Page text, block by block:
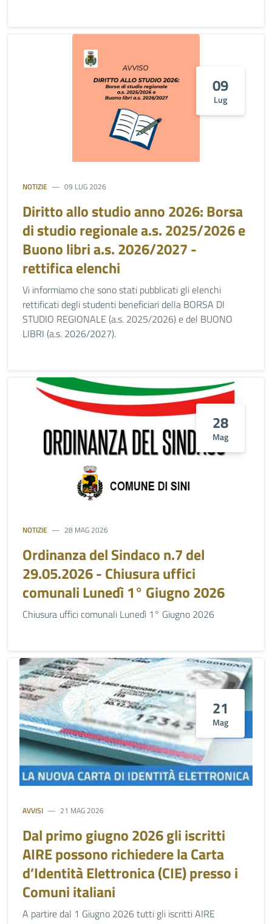
09
Lug
NOTIZIE 09 LUG 2026
Diritto allo studio anno 2026: Borsa
di studio regionale a.s. 2025/2026 e
Buono libri a.s. 2026/2027 -
rettifica elenchi
Vi informiamo che sono stati pubblicati gli elenchi
rettificati degli studenti beneficiari della BORSA DI
STUDIO REGIONALE (a.s. 2025/2026) e del BUONO
LIBRI (a.s. 2026/2027).
28
Mag
NOTIZIE 28 MAG 2026
Ordinanza del Sindaco n.7 del
29.05.2026 - Chiusura uffici
comunali Lunedì 1° Giugno 2026
Chiusura uffici comunali Lunedì 1° Giugno 2026
21
Mag
AVVISI 21 MAG 2026
Dal primo giugno 2026 gli iscritti
AIRE possono richiedere la Carta
d’Identità Elettronica (CIE) presso i
Comuni italiani
A partire dal 1 Giugno 2026 tutti gli iscritti AIRE